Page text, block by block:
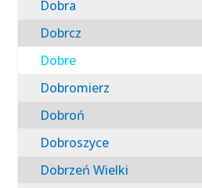
Dobra
Dobrcz
Dobre
Dobromierz
Dobroń
Dobroszyce
Dobrzeń Wielki